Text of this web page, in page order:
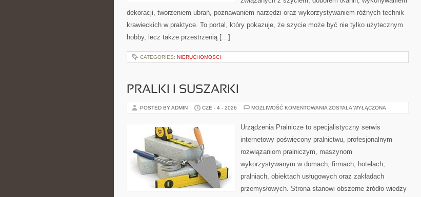
dekoracji, tworzeniem ubrań, poznawaniem narzędzi oraz wykorzystywaniem różnych technik
krawieckich w praktyce. To portal, który pokazuje, że szycie może być nie tylko użytecznym
hobby, lecz także przestrzenią […]
CATEGORIES: NIERUCHOMOŚCI
PRALKI I SUSZARKI
POSTED BY ADMIN CZE - 4 - 2026 MOŻLIWOŚĆ KOMENTOWANIA PRALKI
ZOSTAŁA WYŁĄCZONA
Urządzenia Pralnicze to specjalistyczny serwis
internetowy poświęcony pralnictwu, profesjonalnym
rozwiązaniom pralniczym, maszynom
wykorzystywanym w domach, firmach, hotelach,
pralniach, obiektach usługowych oraz zakładach
przemysłowych. Strona stanowi obszerne źródło wiedzy